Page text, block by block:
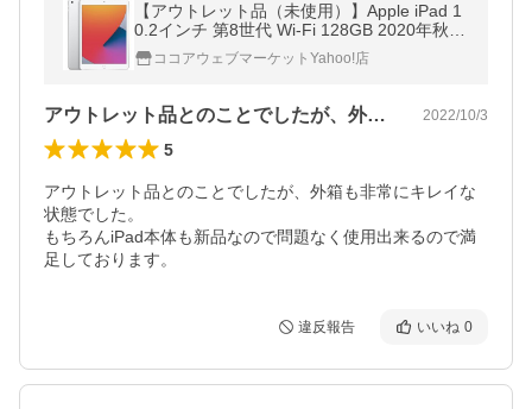
【アウトレット品（未使用）】Apple iPad 1
0.2インチ 第8世代 Wi-Fi 128GB 2020年秋モ
デル MYLE2J/A シルバー 国内正規品
ココアウェブマーケットYahoo!店
アウトレット品とのことでしたが、外箱も… 2022/10/3
5
アウトレット品とのことでしたが、外箱も非常にキレイな
状態でした。
もちろんiPad本体も新品なので問題なく使用出来るので満
足しております。
違反報告 いいね 0